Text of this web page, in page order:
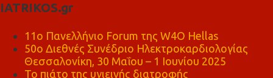
IATRIKOS.gr
11ο Πανελλήνιο Forum της W4O Hellas
50ο Διεθνές Συνέδριο Ηλεκτροκαρδιολογίας
Θεσσαλονίκη, 30 Μαΐου – 1 Ιουνίου 2025
Το πιάτο της υγιεινής διατροφής